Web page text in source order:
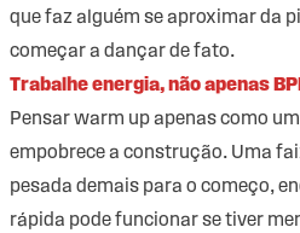
que faz alguém se aproximar da
começar a dançar de fato.
Trabalhe energia, não apenas
Pensar warm up apenas como
empobrece a construção. Uma
pesada demais para o começo,
rápida pode funcionar se tiver